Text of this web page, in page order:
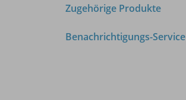
Zugehörige Produkte
Benachrichtigungs-Service